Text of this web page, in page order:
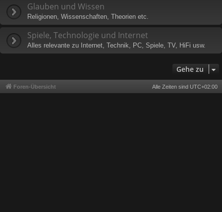
Glauben und Wissen
Religionen, Wissenschaften, Theorien etc.
Spiele, Technologie und Internet
Alles relevante zu Internet, Technik, PC, Spiele, TV, HiFi usw.
Gehe zu
Foren-Übersicht Alle Zeiten sind UTC+02:00